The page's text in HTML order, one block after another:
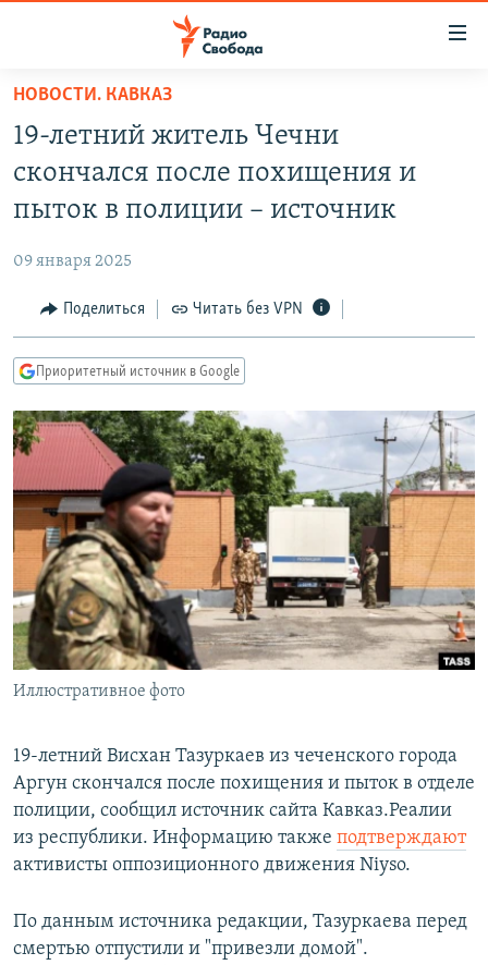
упрощенного
доступа
основному
Вернутся
Вернутся
поиску
МНЕНИЯ
КУЛЬТУРА
КАВКАЗ.РЕАЛИИ
СЕВЕР.РЕАЛИИ
СИБИРЬ.РЕАЛИИ
РАСПИСАНИЕ ВЕЩАНИЯ
ПОДПИШИТЕСЬ НА РАССЫЛКУ
СОЦИАЛЬНЫЕ СЕТИ
Все сайты РСЕ/РС
НОВОСТИ. КАВКАЗ
19-летний житель Чечни
скончался после похищения и
пыток в полиции – источник
09 января 2025
Поделиться Читать без VPN
Приоритетный источник в Google
Иллюстративное фото
19-летний Висхан Тазуркаев из чеченского города
Аргун скончался после похищения и пыток в отделе
полиции, сообщил источник сайта Кавказ.Реалии
из республики. Информацию также подтверждают
активисты оппозиционного движения Niyso.
По данным источника редакции, Тазуркаева перед
смертью отпустили и "привезли домой".